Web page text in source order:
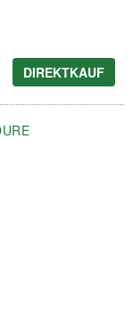
DIREKTKAUF